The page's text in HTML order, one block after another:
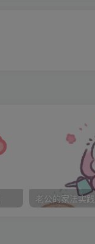
，是在拍卖会上无
举行。仿佛预见到
外，没有任何多余
鞋，打开柜子，第
色的项圈、手圈、
，三层是各种疗伤
惩罚，柜子上则放
老公的家法实